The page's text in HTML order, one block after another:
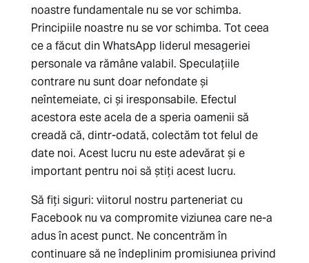
noastre fundamentale nu se vor schimba.
Principiile noastre nu se vor schimba. Tot ceea
ce a făcut din WhatsApp liderul mesageriei
personale va rămâne valabil. Speculațiile
contrare nu sunt doar nefondate și
neîntemeiate, ci și iresponsabile. Efectul
acestora este acela de a speria oamenii să
creadă că, dintr-odată, colectăm tot felul de
date noi. Acest lucru nu este adevărat și e
important pentru noi să știți acest lucru.
Să fiți siguri: viitorul nostru parteneriat cu
Facebook nu va compromite viziunea care ne-a
adus în acest punct. Ne concentrăm în
continuare să ne îndeplinim promisiunea privind